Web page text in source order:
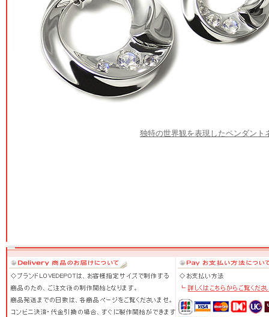
独特の世界観を表現したペンダン